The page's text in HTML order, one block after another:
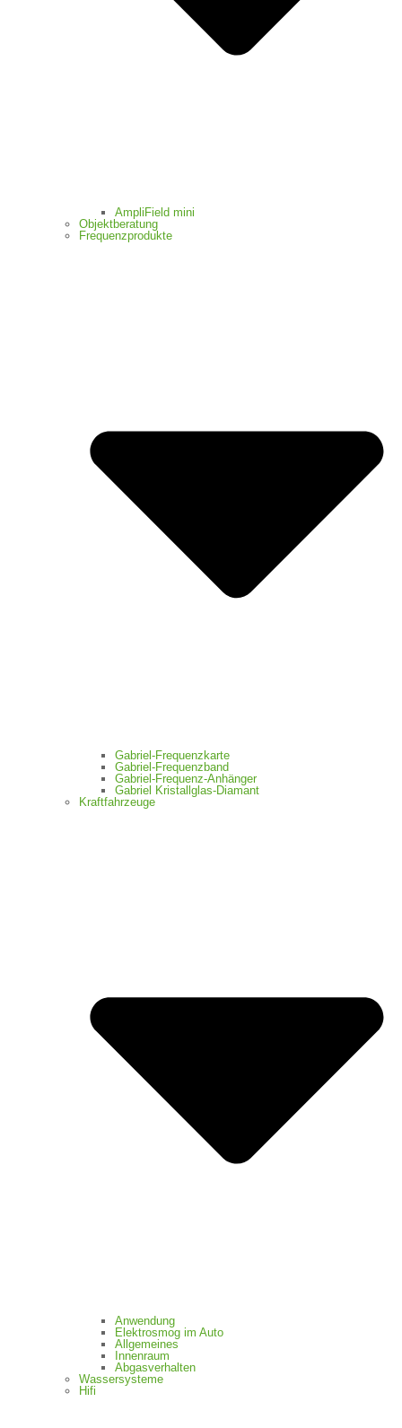
AmpliField mini
Objektberatung
Frequenzprodukte
Gabriel-Frequenzkarte
Gabriel-Frequenzband
Gabriel-Frequenz-Anhänger
Gabriel Kristallglas-Diamant
Kraftfahrzeuge
Anwendung
Elektrosmog im Auto
Allgemeines
Innenraum
Abgasverhalten
Wassersysteme
Hifi